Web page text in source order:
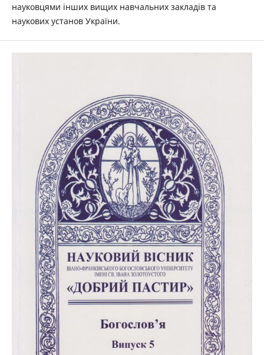
науковцями інших вищих навчальних закладів та
наукових установ України.